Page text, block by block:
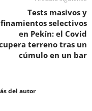
Tests masivos y
selectivos
en Pekín: el Covid
terreno tras un
cúmulo en un bar
del autor